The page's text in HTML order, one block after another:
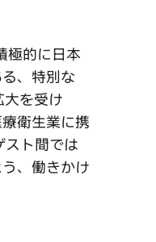
極的に日本
、特別な
を受け
衛生業に携
スト間では
、働きかけ